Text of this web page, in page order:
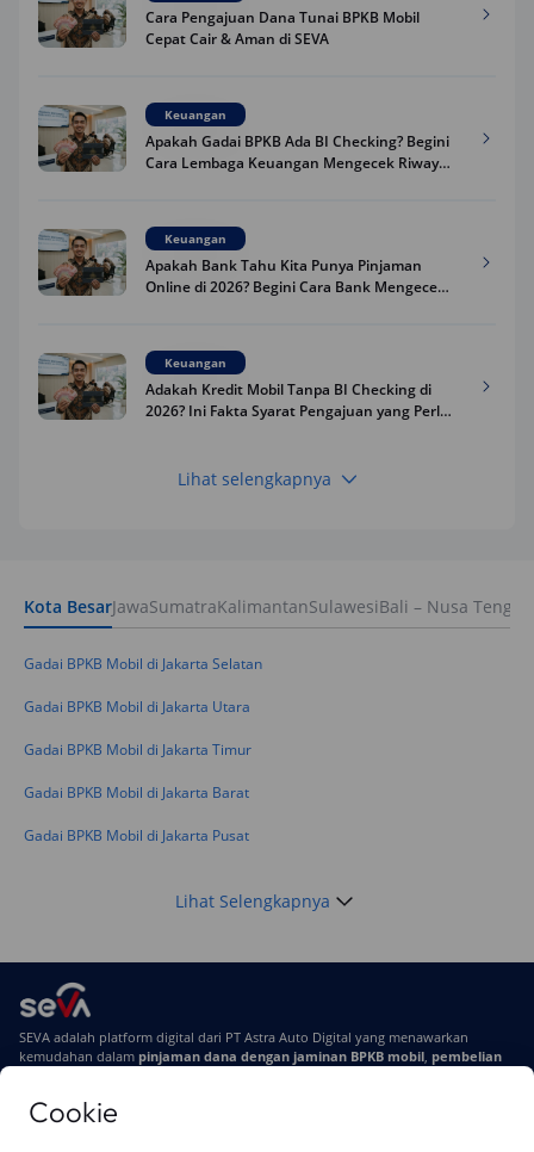
Cookie
Cara Pengajuan Dana Tunai BPKB Mobil
Cepat Cair & Aman di SEVA
Keuangan
Apakah Gadai BPKB Ada BI Checking? Begini
Cara Lembaga Keuangan Mengecek Riwayat
Keuangan
Apakah Bank Tahu Kita Punya Pinjaman
Online di 2026? Begini Cara Bank Mengecek
Keuangan
Adakah Kredit Mobil Tanpa BI Checking di
2026? Ini Fakta Syarat Pengajuan yang Perlu
Keuangan
Keuangan
Masuk BI Checking? Simak Peraturan
Lihat selengkapnya
Kota BesarJawaSumatraKalimantanSulawesiBali – Nusa
Gadai BPKB Mobil di Jakarta Selatan
Gadai BPKB Mobil di Jakarta Utara
Gadai BPKB Mobil di Jakarta Timur
Gadai BPKB Mobil di Jakarta Barat
Gadai BPKB Mobil di Jakarta Pusat
Lihat Selengkapnya
SEVA adalah platform digital dari PT Astra Auto Digital yang menawarkan
kemudahan dalam pinjaman dana dengan jaminan BPKB mobil pembelian
Di SEVA, BPKB mobilmu #BisaJadiDuit